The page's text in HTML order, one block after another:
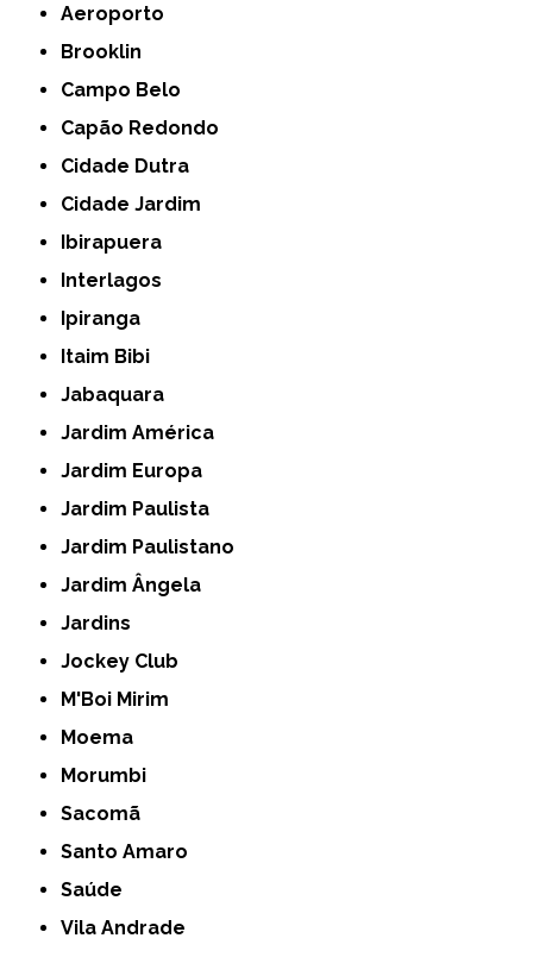
Aeroporto
Brooklin
Campo Belo
Capão Redondo
Cidade Dutra
Cidade Jardim
Ibirapuera
Interlagos
Ipiranga
Itaim Bibi
Jabaquara
Jardim América
Jardim Europa
Jardim Paulista
Jardim Paulistano
Jardim Ângela
Jardins
Jockey Club
M'Boi Mirim
Moema
Morumbi
Sacomã
Santo Amaro
Saúde
Vila Andrade